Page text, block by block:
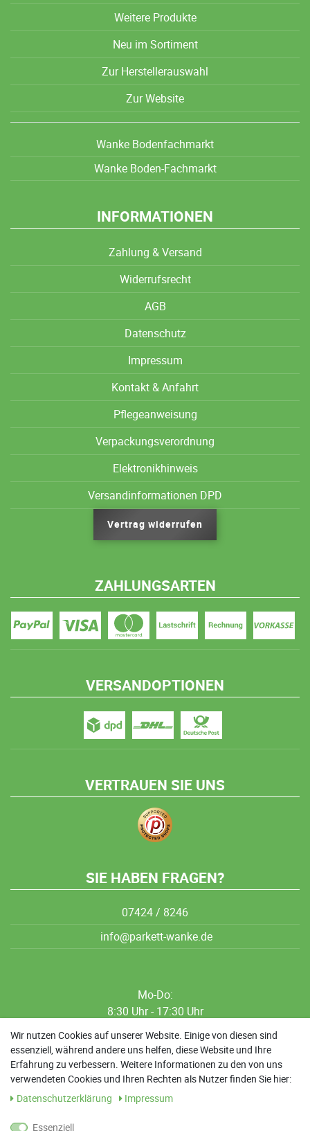
Weitere Produkte
Neu im Sortiment
Zur Herstellerauswahl
Zur Website
Wanke Bodenfachmarkt
Wanke Boden-Fachmarkt
INFORMATIONEN
Zahlung & Versand
Widerrufsrecht
AGB
Datenschutz
Impressum
Kontakt & Anfahrt
Pflegeanweisung
Verpackungsverordnung
Elektronikhinweis
Versandinformationen DPD
Vertrag widerrufen
ZAHLUNGSARTEN
VERSANDOPTIONEN
VERTRAUEN SIE UNS
SIE HABEN FRAGEN?
07424 / 8246
info@parkett-wanke.de
Mo-Do:
8:30 Uhr - 17:30 Uhr
8:30 Uhr - 12:00 Uhr
13:00 Uhr - 17:30 Uhr
Sa: 9:00 Uhr - 13:00 Uhr
Wir nutzen Cookies auf unserer Website. Einige von diesen sind
essenziell, während andere uns helfen, diese Website und Ihre
Erfahrung zu verbessern. Weitere Informationen zu den von uns
verwendeten Cookies und Ihren Rechten als Nutzer finden Sie hier:
Daten­schutz­erklärung
Impressum
Essenziell